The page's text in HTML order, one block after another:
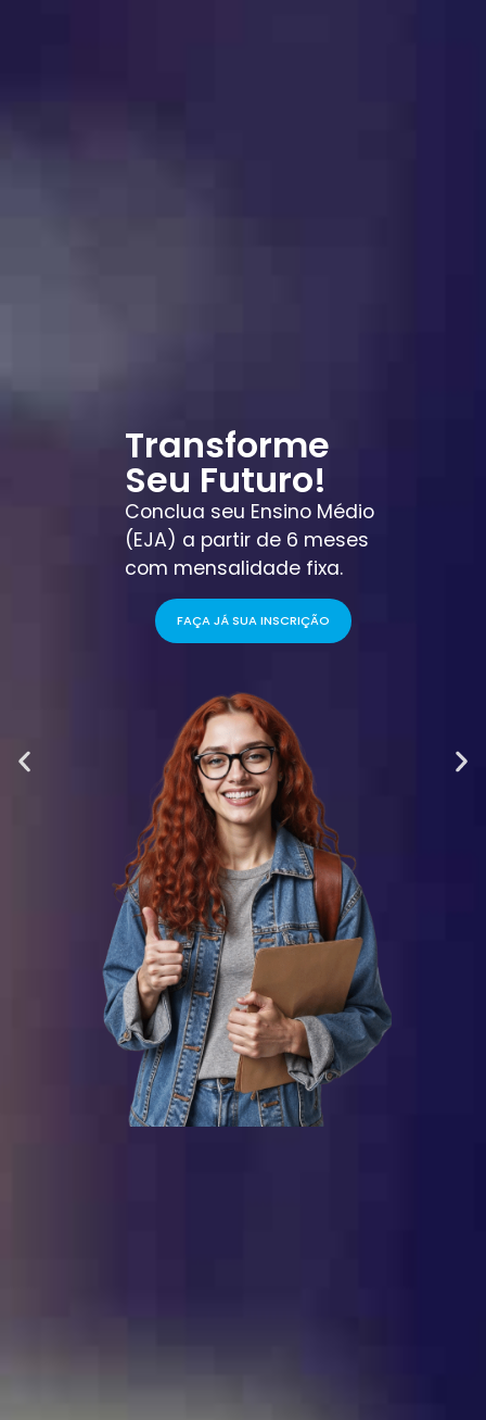
Transforme
Seu Futuro!
Conclua seu Ensino Médio
(EJA) a partir de 6 meses
com mensalidade fixa.
FAÇA JÁ SUA INSCRIÇÃO